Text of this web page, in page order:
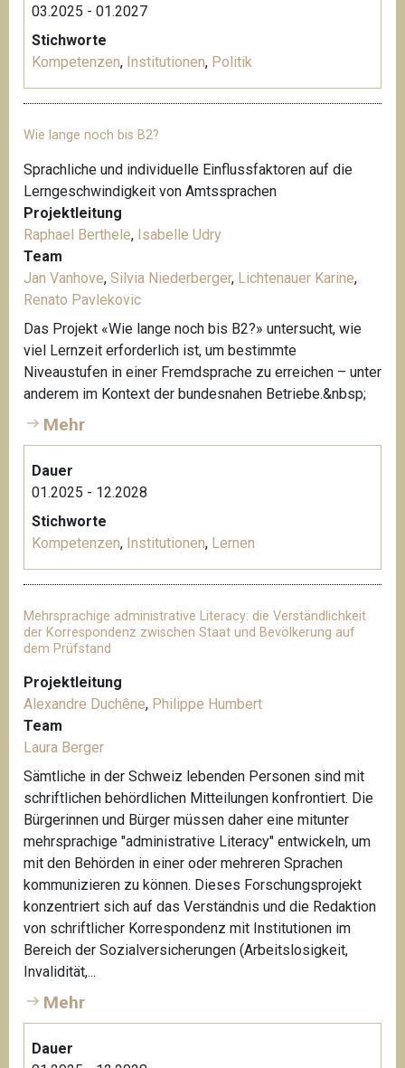
03.2025 - 01.2027
Stichworte
Kompetenzen, Institutionen, Politik
Wie lange noch bis B2?
Sprachliche und individuelle Einflussfaktoren auf die
Lerngeschwindigkeit von Amtssprachen
Projektleitung
Raphael Berthele, Isabelle Udry
Team
Jan Vanhove, Silvia Niederberger, Lichtenauer Karine,
Renato Pavlekovic
Das Projekt «Wie lange noch bis B2?» untersucht, wie
viel Lernzeit erforderlich ist, um bestimmte
Niveaustufen in einer Fremdsprache zu erreichen – unter
anderem im Kontext der bundesnahen Betriebe.&nbsp;
Mehr
Dauer
01.2025 - 12.2028
Stichworte
Kompetenzen, Institutionen, Lernen
Mehrsprachige administrative Literacy: die Verständlichkeit
der Korrespondenz zwischen Staat und Bevölkerung auf
dem Prüfstand
Projektleitung
Alexandre Duchêne, Philippe Humbert
Team
Laura Berger
Sämtliche in der Schweiz lebenden Personen sind mit
schriftlichen behördlichen Mitteilungen konfrontiert. Die
Bürgerinnen und Bürger müssen daher eine mitunter
mehrsprachige "administrative Literacy" entwickeln, um
mit den Behörden in einer oder mehreren Sprachen
kommunizieren zu können. Dieses Forschungsprojekt
konzentriert sich auf das Verständnis und die Redaktion
von schriftlicher Korrespondenz mit Institutionen im
Bereich der Sozialversicherungen (Arbeitslosigkeit,
Invalidität,...
Mehr
Dauer